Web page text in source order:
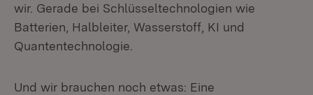
wir. Gerade bei Schlüsseltechnologien wie
Batterien, Halbleiter, Wasserstoff, KI und
Quantentechnologie.
Und wir brauchen noch etwas: Eine